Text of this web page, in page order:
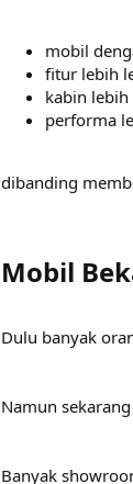
mobil
fitur lebih
kabin lebih
performa
dibanding
Mobil
Dulu banyak
Namun
Banyak